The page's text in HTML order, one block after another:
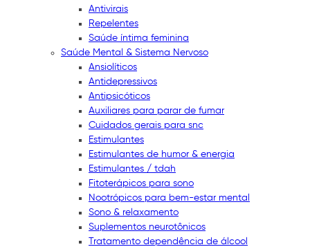
Antivirais
Repelentes
Saúde íntima feminina
Saúde Mental & Sistema Nervoso
Ansiolíticos
Antidepressivos
Antipsicóticos
Auxiliares para parar de fumar
Cuidados gerais para snc
Estimulantes
Estimulantes de humor & energia
Estimulantes / tdah
Fitoterápicos para sono
Nootrópicos para bem-estar mental
Sono & relaxamento
Suplementos neurotônicos
Tratamento dependência de álcool